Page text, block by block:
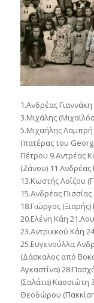
1.Ανδρέας
3.Μιχάλης
5.Μιχαήλης
(πατέρας του
Πέτρου 9.Αντρέας
(Ζάνου)
13.Κωστής Λοΐζου
15.Ανδρέας
18.Γιώργος
20.Ελένη Κάη
23.Αντρικκού Κάη
25.Ευγενούλλα
(Δάσκαλος από
Αγκαστίνα)
(Σαλάτα) Κασσιώτη
Θεοδώρου